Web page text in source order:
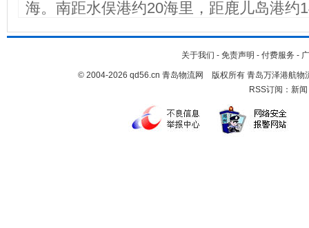
海。南距水俣港约20海里，距鹿儿岛港约
里，至长崎约70海里；港口在球磨川口北
分外港和内港。内港在纵深港池东段南
位；外港在港池西段北岸及外海岸，有5
1万吨级，海岸的2个泊位水深10米，为
挡风。西南海域的大筑岛东岸设有油码
长岛海峡，也可经由八代海西北的三角海
关于我们 - 免责声明 - 付费服务 -
© 2004-2026 qd56.cn 青岛物流网 版权所有 青岛万泽港航物
RSS订阅： 新闻